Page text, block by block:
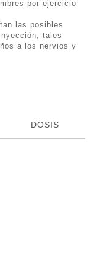
$496.00
por ejercicio
las posibles
tales
a los nervios y
DOSIS